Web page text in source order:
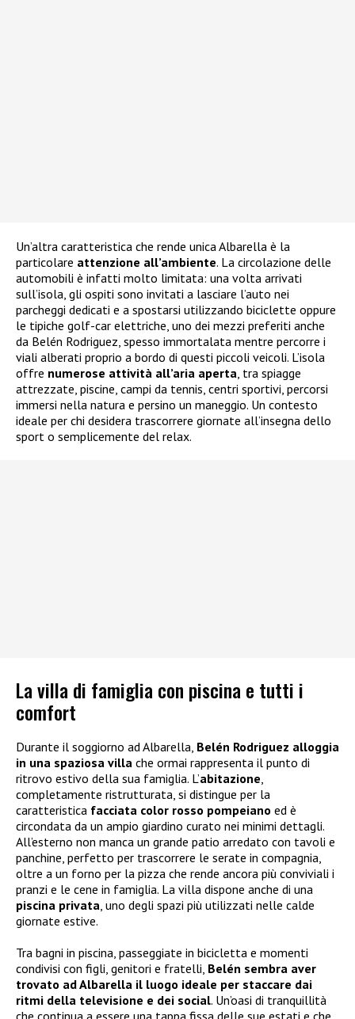
Un’altra caratteristica che rende unica Albarella è la
particolare attenzione all’ambiente. La circolazione delle
automobili è infatti molto limitata: una volta arrivati
sull’isola, gli ospiti sono invitati a lasciare l’auto nei
parcheggi dedicati e a spostarsi utilizzando biciclette oppure
le tipiche golf-car elettriche, uno dei mezzi preferiti anche
da Belén Rodriguez, spesso immortalata mentre percorre i
viali alberati proprio a bordo di questi piccoli veicoli. L’isola
offre numerose attività all’aria aperta, tra spiagge
attrezzate, piscine, campi da tennis, centri sportivi, percorsi
immersi nella natura e persino un maneggio. Un contesto
ideale per chi desidera trascorrere giornate all’insegna dello
sport o semplicemente del relax.
La villa di famiglia con piscina e tutti i
comfort
Durante il soggiorno ad Albarella, Belén Rodriguez alloggia
in una spaziosa villa che ormai rappresenta il punto di
ritrovo estivo della sua famiglia. L’abitazione,
completamente ristrutturata, si distingue per la
caratteristica facciata color rosso pompeiano ed è
circondata da un ampio giardino curato nei minimi dettagli.
All’esterno non manca un grande patio arredato con tavoli e
panchine, perfetto per trascorrere le serate in compagnia,
oltre a un forno per la pizza che rende ancora più conviviali i
pranzi e le cene in famiglia. La villa dispone anche di una
piscina privata, uno degli spazi più utilizzati nelle calde
giornate estive.
Tra bagni in piscina, passeggiate in bicicletta e momenti
condivisi con figli, genitori e fratelli, Belén sembra aver
trovato ad Albarella il luogo ideale per staccare dai
ritmi della televisione e dei social. Un’oasi di tranquillità